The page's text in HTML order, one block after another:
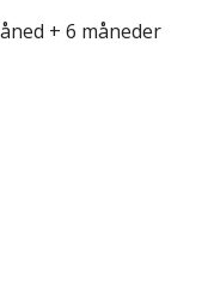
+ 6 måneder